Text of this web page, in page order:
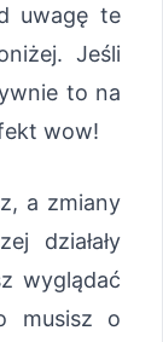
uwagę te
Jeśli
to na
wow!
a zmiany
działały
wyglądać
musisz o